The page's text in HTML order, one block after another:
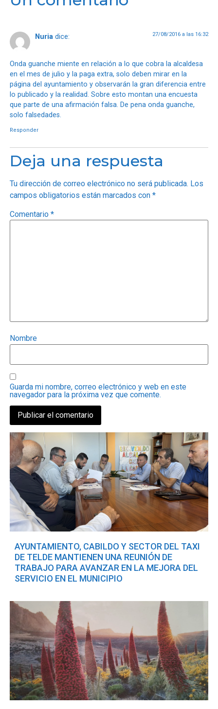
Nuria dice: 27/08/2016 a las 16:32
Onda guanche miente en relación a lo que cobra la alcaldesa
en el mes de julio y la paga extra, solo deben mirar en la
página del ayuntamiento y observarán la gran diferencia entre
lo publicado y la realidad. Sobre esto montan una encuesta
que parte de una afirmación falsa. De pena onda guanche,
solo falsedades.
Responder
Deja una respuesta
Tu dirección de correo electrónico no será publicada. Los
campos obligatorios están marcados con *
Comentario *
Nombre
Guarda mi nombre, correo electrónico y web en este
navegador para la próxima vez que comente.
AYUNTAMIENTO, CABILDO Y SECTOR DEL TAXI
DE TELDE MANTIENEN UNA REUNIÓN DE
TRABAJO PARA AVANZAR EN LA MEJORA DEL
SERVICIO EN EL MUNICIPIO